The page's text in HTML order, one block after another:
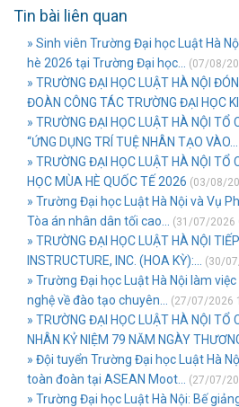
Tin bài liên quan
» Sinh viên Trường Đại học Luật Hà
hè 2026 tại Trường Đại học...
(07/08/
» TRƯỜNG ĐẠI HỌC LUẬT HÀ NỘI
ĐOÀN CÔNG TÁC TRƯỜNG ĐẠI HỌC
» TRƯỜNG ĐẠI HỌC LUẬT HÀ NỘI TỔ
“ỨNG DỤNG TRÍ TUỆ NHÂN TẠO VÀO...
» TRƯỜNG ĐẠI HỌC LUẬT HÀ NỘI TỔ
HỌC MÙA HÈ QUỐC TẾ 2026 (03/08/
» Trường Đại học Luật Hà Nội và Vụ
Tòa án nhân dân tối cao...
(31/07/2026
» TRƯỜNG ĐẠI HỌC LUẬT HÀ NỘI
INSTRUCTURE, INC. (HOA KỲ):...
(30/
» Trường Đại học Luật Hà Nội làm
nghệ về đào tạo chuyên...
(27/07/2026
» TRƯỜNG ĐẠI HỌC LUẬT HÀ NỘI TỔ
NHÂN KỶ NIỆM 79 NĂM NGÀY
» Đội tuyển Trường Đại học Luật Hà
toàn đoàn tại ASEAN Moot...
(27/07/
» Trường Đại học Luật Hà Nội: Bế